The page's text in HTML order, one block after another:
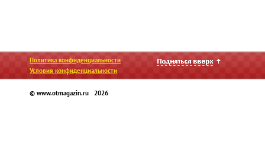
Политика конфиденциальности
Условия конфиденциальности
© www.otmagazin.ru 2026